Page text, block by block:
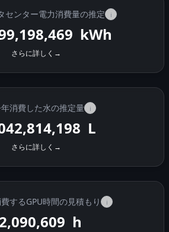
センター電力消費量の推定 i
kWh
さらに詳しく →
消費した水の推定量 i
L
さらに詳しく →
するGPU時間の見積もり i
h